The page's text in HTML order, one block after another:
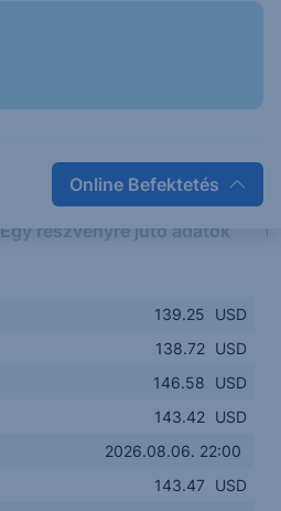
Online Befektetés
Egy részvényre jutó adatok
139.25
USD
138.72 USD
146.58
USD
143.42 USD
2026.08.06. 22:00
143.47
USD